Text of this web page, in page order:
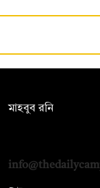
মাহবুব রনি